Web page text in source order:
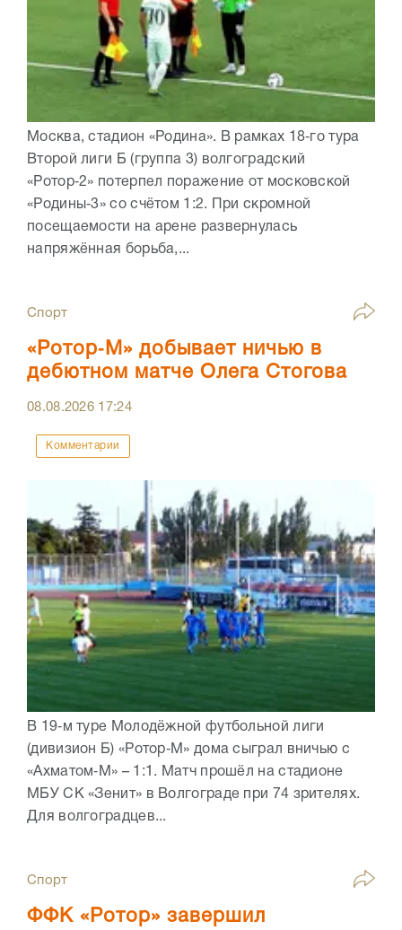
Москва, стадион «Родина». В рамках 18‑го тура
Второй лиги Б (группа 3) волгоградский
«Ротор‑2» потерпел поражение от московской
«Родины‑3» со счётом 1:2. При скромной
посещаемости на арене развернулась
напряжённая борьба,...
Спорт
«Ротор‑М» добывает ничью в
дебютном матче Олега Стогова
08.08.2026 17:24
Комментарии
В 19‑м туре Молодёжной футбольной лиги
(дивизион Б) «Ротор‑М» дома сыграл вничью с
«Ахматом‑М» – 1:1. Матч прошёл на стадионе
МБУ СК «Зенит» в Волгограде при 74 зрителях.
Для волгоградцев...
Спорт
ФФК «Ротор» завершил